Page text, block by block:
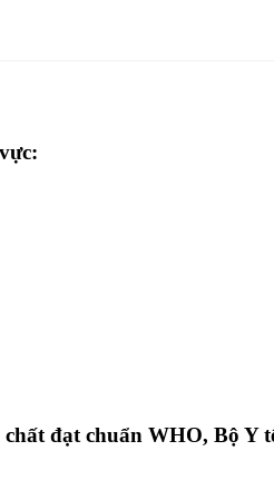
đạt chuẩn WHO, Bộ Y